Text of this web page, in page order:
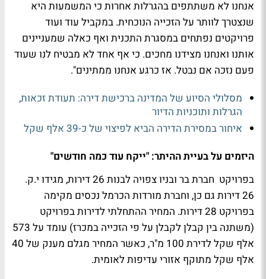
אנחנו לא משתתפים בהגרלות אחרות כי המשמעות היא
שנצטרך לוותר על הזכייה הנוכחית. במקביל עוד ועוד
פרויקטים נפתחים במסגרת התכנית ואף כאלה שמעניינים
אותנו ואנחנו מצידנו מחכים. כי אף אחד לא מבטיח לנו שעוד
פעם נזכה אם נבטל. אז כרגע אנחנו ממתינים".
מסלולי הסיוע של המדינה ברכישת דירה: תעודת זכאות,
הגרלות ותוכניות הדיור
איחור במסירת הדירה הביא לפיצוי של כ-39 אלף שקל
היזמים על בעיית ההיתר: "ייקח עוד כמה חודשים"
בפרויקט חברת בר ובניו צפויה לבנות 26 דירות, מגידו י.ק.
26 דירות גם כן, וחברת מורדות הכרמל נכסים מקימה
בפרויקט 28 דירות. המחיר ההתחלתי לדירות בפרויקט
(משתנה בין קבלן לקבלן על פי הזכייה במכרז) עומד על 573
אלף שקל לדירת 100 מ"ר, כאשר המחיר מגלם מענק של 40
אלף שקל מתוקף אזורי עדיפות לאומית.